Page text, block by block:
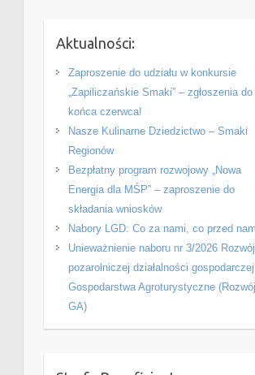
Aktualności:
Zaproszenie do udziału w konkursie
„Zapiliczańskie Smaki” – zgłoszenia do
końca czerwca!
Nasze Kulinarne Dziedzictwo – Smaki
Regionów
Bezpłatny program rozwojowy „Nowa
Energia dla MŚP” – zaproszenie do
składania wniosków
Nabory LGD: Co za nami, co przed
Unieważnienie naboru nr 3/2026 Rozwój
pozarolniczej działalności
Gospodarstwa Agroturystyczne (Rozwój
GA)